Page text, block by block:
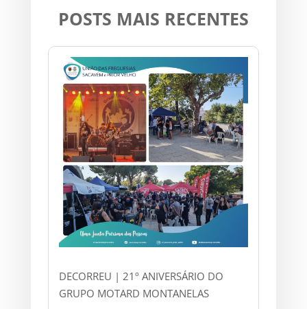
POSTS MAIS RECENTES
DECORREU | 21º ANIVERSÁRIO DO
GRUPO MOTARD MONTANELAS